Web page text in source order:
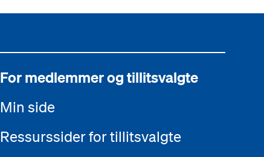
For medlemmer og tillitsvalgte
Min side
Ressurssider for tillitsvalgte